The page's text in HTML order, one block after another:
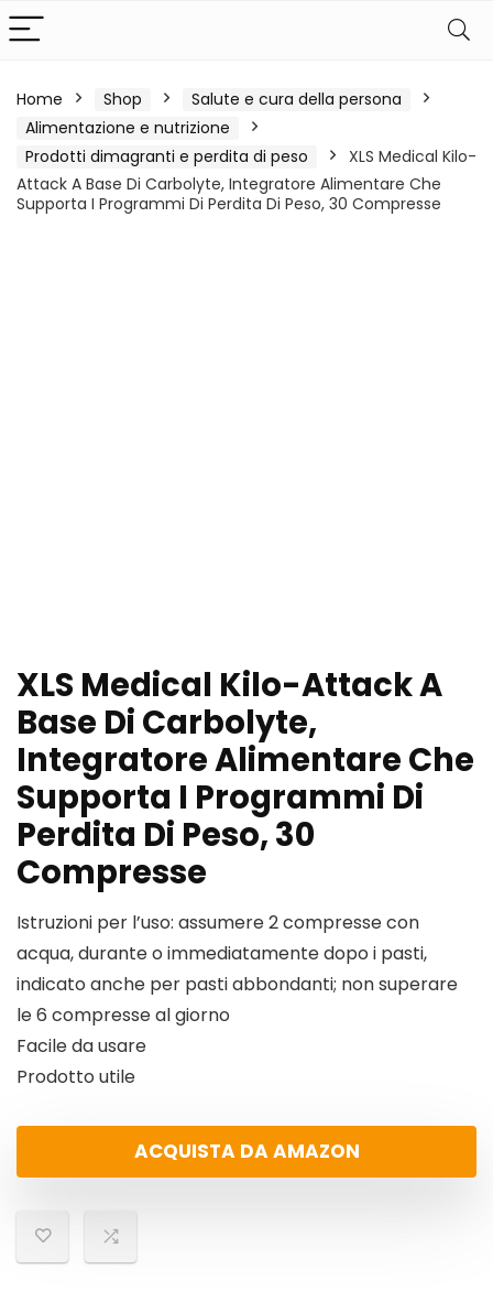
Home Shop
Salute e cura della persona
Alimentazione e nutrizione
Prodotti dimagranti e perdita di peso
XLS Medical Kilo-
Attack A Base Di Carbolyte, Integratore Alimentare Che
Supporta I Programmi Di Perdita Di Peso, 30 Compresse
XLS Medical Kilo-Attack A
Base Di Carbolyte,
Integratore Alimentare Che
Supporta I Programmi Di
Perdita Di Peso, 30
Compresse
Istruzioni per l’uso: assumere 2 compresse con
acqua, durante o immediatamente dopo i pasti,
indicato anche per pasti abbondanti; non superare
le 6 compresse al giorno
Facile da usare
Prodotto utile
ACQUISTA DA AMAZON